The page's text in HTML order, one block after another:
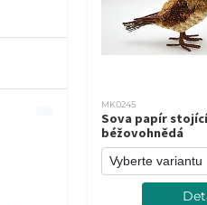
MK0245
Sova papír
béžovohnědá